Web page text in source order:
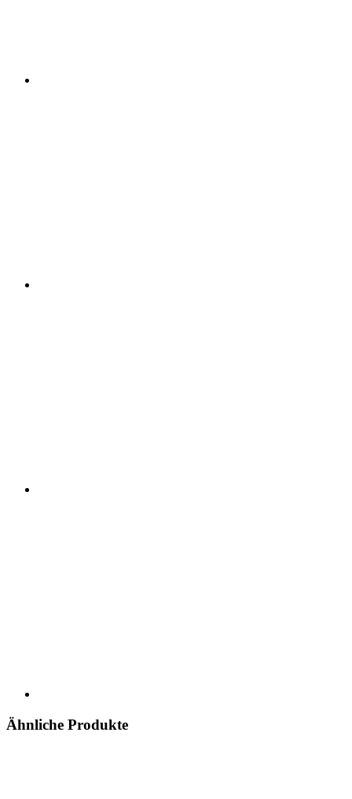
Ähnliche Produkte